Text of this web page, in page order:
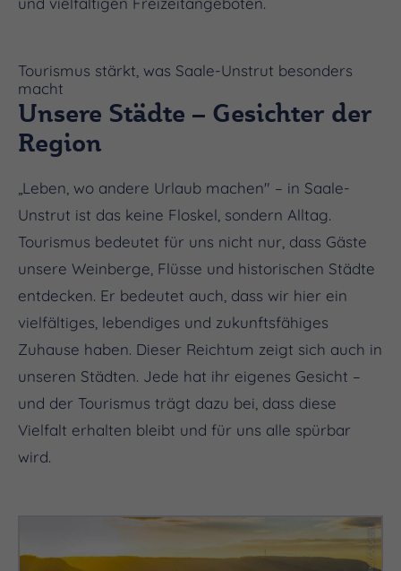
Tourismus stärkt, was Saale-Unstrut besonders
macht
Unsere Städte – Gesichter der
Region
„Leben, wo andere Urlaub machen" – in Saale-
Unstrut ist das keine Floskel, sondern Alltag.
Tourismus bedeutet für uns nicht nur, dass Gäste
unsere Weinberge, Flüsse und historischen Städte
entdecken. Er bedeutet auch, dass wir hier ein
vielfältiges, lebendiges und zukunftsfähiges
Zuhause haben. Dieser Reichtum zeigt sich auch in
unseren Städten. Jede hat ihr eigenes Gesicht –
und der Tourismus trägt dazu bei, dass diese
Vielfalt erhalten bleibt und für uns alle spürbar
wird.